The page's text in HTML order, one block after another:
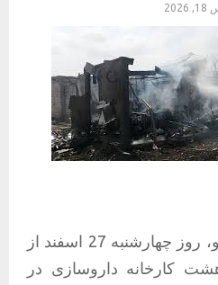
رئیس سازمان غذا و دارو، روز چهارشنبه 27 اسفند از
کارخانه داروسازی در